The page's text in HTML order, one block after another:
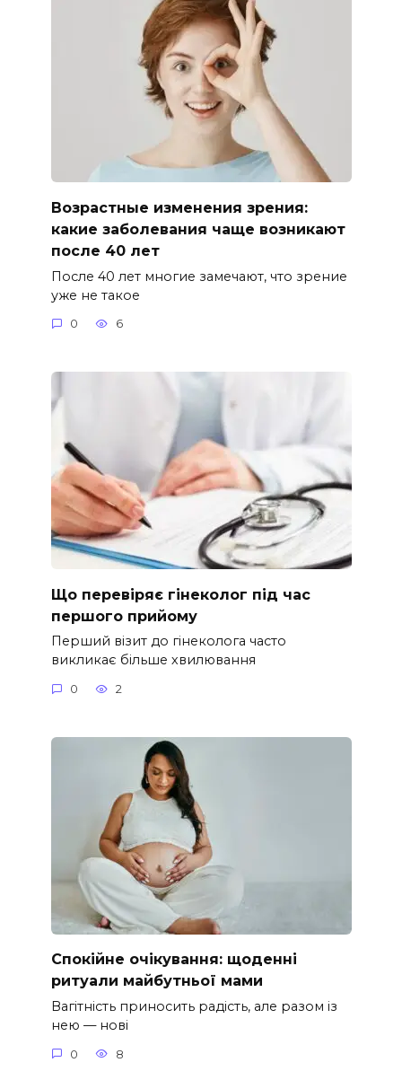
Возрастные изменения зрения:
какие заболевания чаще возникают
после 40 лет
После 40 лет многие замечают, что зрение
уже не такое
0 6
Що перевіряє гінеколог під час
першого прийому
Перший візит до гінеколога часто
викликає більше хвилювання
0 2
Спокійне очікування: щоденні
ритуали майбутньої мами
Вагітність приносить радість, але разом із
нею — нові
0 8